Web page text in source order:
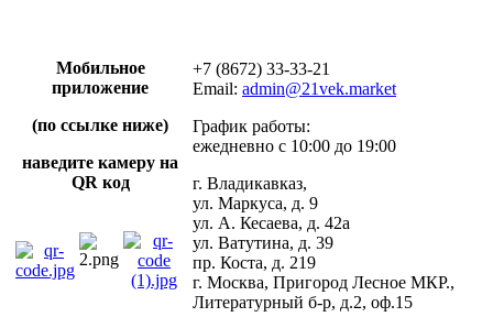
Мобильное
приложение
(по ссылке ниже)
наведите камеру на
QR код
+7 (8672) 33-33-21
Email: admin@21vek.market
График работы:
ежедневно с 10:00 до 19:00
г. Владикавказ,
ул. Маркуса, д. 9
ул. А. Кесаева, д. 42а
ул. Ватутина, д. 39
пр. Коста, д. 219
г. Москва, Пригород Лесное МКР.,
Литературный б-р, д.2, оф.15